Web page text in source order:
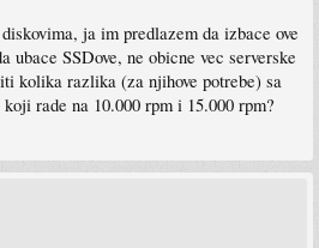
ja im predlazem da izbace ove
ubace SSDove, ne obicne vec serverske
kolika razlika (za njihove potrebe) sa
rade na 10.000 rpm i 15.000 rpm?